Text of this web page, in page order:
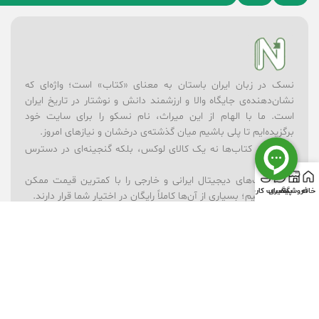
نسک در زبان ایران باستان به معنای «کتاب» است؛ واژه‌ای که
نشان‌دهنده‌ی جایگاه والا و ارزشمند دانش و نوشتار در تاریخ ایران
است. ما با الهام از این میراث، نام نسکو را برای سایت خود
برگزیده‌ایم تا پلی باشیم میان گذشته‌ی درخشان و نیازهای امروز.
در نسکو، کتاب‌ها نه یک کالای لوکس، بلکه گنجینه‌ای در دسترس
همه‌اند.
– ما کتاب‌های دیجیتال ایرانی و خارجی را با کمترین قیمت ممکن
ارائه می‌کنیم؛ بسیاری از آن‌ها کاملاً رایگان در اختیار شما قرار دارند.
خانهفروشگاهپیگیری
حساب کاربری